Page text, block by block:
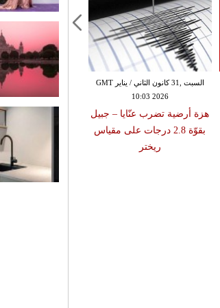
السبت ,31 كانون الثاني / يناير GMT
10:03 2026
هزة أرضية تضرب عنّايا – جبيل
بقوّة 2.8 درجات على مقياس
ريختر